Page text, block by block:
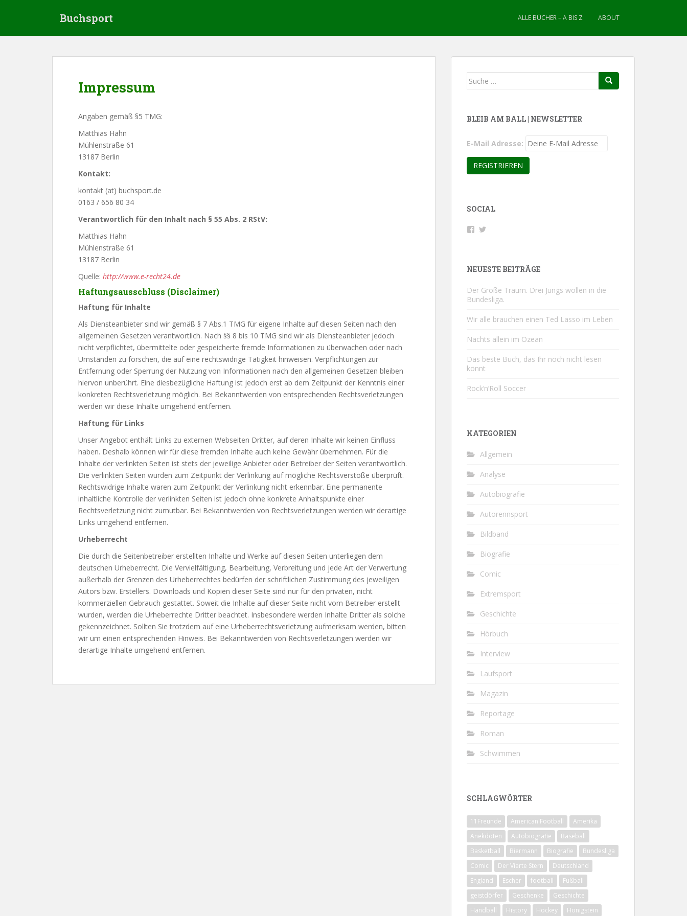
Buchsport ALLE BÜCHER – A BIS Z ABOUT
Impressum
Angaben gemäß §5 TMG:
Matthias Hahn
Mühlenstraße 61
13187 Berlin
Kontakt:
kontakt (at) buchsport.de
0163 / 656 80 34
Verantwortlich für den Inhalt nach § 55 Abs. 2 RStV:
Matthias Hahn
Mühlenstraße 61
13187 Berlin
Quelle: http://www.e-recht24.de
Haftungsausschluss (Disclaimer)
Haftung für Inhalte
Als Diensteanbieter sind wir gemäß § 7 Abs.1 TMG für eigene Inhalte auf diesen Seiten nach den
allgemeinen Gesetzen verantwortlich. Nach §§ 8 bis 10 TMG sind wir als Diensteanbieter jedoch
nicht verpflichtet, übermittelte oder gespeicherte fremde Informationen zu überwachen oder nach
Umständen zu forschen, die auf eine rechtswidrige Tätigkeit hinweisen. Verpflichtungen zur
Entfernung oder Sperrung der Nutzung von Informationen nach den allgemeinen Gesetzen bleiben
hiervon unberührt. Eine diesbezügliche Haftung ist jedoch erst ab dem Zeitpunkt der Kenntnis einer
konkreten Rechtsverletzung möglich. Bei Bekanntwerden von entsprechenden Rechtsverletzungen
werden wir diese Inhalte umgehend entfernen.
Haftung für Links
Unser Angebot enthält Links zu externen Webseiten Dritter, auf deren Inhalte wir keinen Einfluss
haben. Deshalb können wir für diese fremden Inhalte auch keine Gewähr übernehmen. Für die
Inhalte der verlinkten Seiten ist stets der jeweilige Anbieter oder Betreiber der Seiten verantwortlich.
Die verlinkten Seiten wurden zum Zeitpunkt der Verlinkung auf mögliche Rechtsverstöße überprüft.
Rechtswidrige Inhalte waren zum Zeitpunkt der Verlinkung nicht erkennbar. Eine permanente
inhaltliche Kontrolle der verlinkten Seiten ist jedoch ohne konkrete Anhaltspunkte einer
Rechtsverletzung nicht zumutbar. Bei Bekanntwerden von Rechtsverletzungen werden wir derartige
Links umgehend entfernen.
Urheberrecht
Die durch die Seitenbetreiber erstellten Inhalte und Werke auf diesen Seiten unterliegen dem
deutschen Urheberrecht. Die Vervielfältigung, Bearbeitung, Verbreitung und jede Art der Verwertung
außerhalb der Grenzen des Urheberrechtes bedürfen der schriftlichen Zustimmung des jeweiligen
Autors bzw. Erstellers. Downloads und Kopien dieser Seite sind nur für den privaten, nicht
kommerziellen Gebrauch gestattet. Soweit die Inhalte auf dieser Seite nicht vom Betreiber erstellt
wurden, werden die Urheberrechte Dritter beachtet. Insbesondere werden Inhalte Dritter als solche
gekennzeichnet. Sollten Sie trotzdem auf eine Urheberrechtsverletzung aufmerksam werden, bitten
wir um einen entsprechenden Hinweis. Bei Bekanntwerden von Rechtsverletzungen werden wir
derartige Inhalte umgehend entfernen.
Suche
BLEIB AM BALL | NEWSLETTER
E-Mail Adresse:
SOCIAL
Profil
anzeigen
anzeigen
NEUESTE BEITRÄGE
Der Große Traum. Drei Jungs wollen in die
Bundesliga.
Wir alle brauchen einen Ted Lasso im Leben
Nachts allein im Ozean
Das beste Buch, das Ihr noch nicht lesen
könnt
Rock‘n’Roll Soccer
KATEGORIEN
Allgemein
Analyse
Autobiografie
Autorennsport
Bildband
Biografie
Comic
Extremsport
Geschichte
Hörbuch
Interview
Laufsport
Magazin
Reportage
Roman
Schwimmen
SCHLAGWÖRTER
11Freunde American Football
Amerika
Anekdoten
Autobiografie
Baseball
Basketball
Biermann Biografie
Bundesliga
Comic
Der Vierte Stern
Deutschland
England
Escher football
Fußball
geistdörfer
Geschenke
Geschichte
Handball
History Hockey Honigstein